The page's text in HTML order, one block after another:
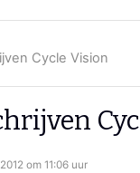
RSS
Cycle Vision
om 11:06 uur